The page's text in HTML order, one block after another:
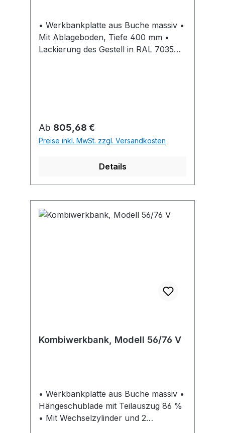
• Werkbankplatte aus Buche massiv •
Mit Ablageboden, Tiefe 400 mm •
Lackierung des Gestell in RAL 7035
Regulärer Preis:
Ab 805,68 €
Preise inkl. MwSt. zzgl. Versandkosten
Details
Kombiwerkbank, Modell 56/76 V
• Werkbankplatte aus Buche massiv •
Hängeschublade mit Teilauszug 86 %
• Mit Wechselzylinder und 2